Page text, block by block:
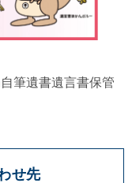
筆遺書遺言書保管
せ先